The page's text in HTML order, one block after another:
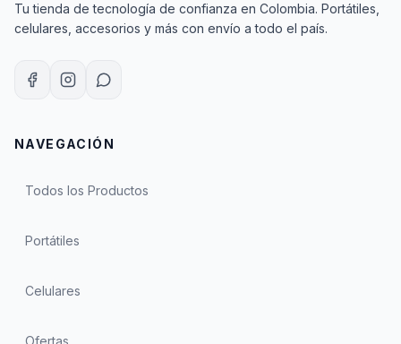
Tu tienda de tecnología de confianza en Colombia. Portátiles,
celulares, accesorios y más con envío a todo el país.
NAVEGACIÓN
Todos los Productos
Portátiles
Celulares
Ofertas